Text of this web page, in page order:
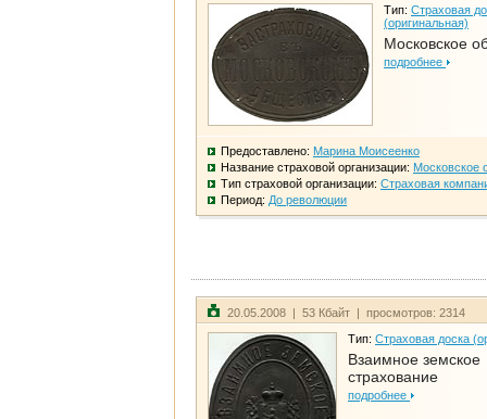
Тип: Страховая
(оригинальная)
Московское
подробнее
Предоставлено: Марина Моисеенко
Название страховой организации: Московское
Тип страховой организации: Страховая
Период: До революции
20.05.2008 | 53 Кбайт | просмотров: 2314
Тип: Страховая доска
Взаимное земское
страхование
подробнее